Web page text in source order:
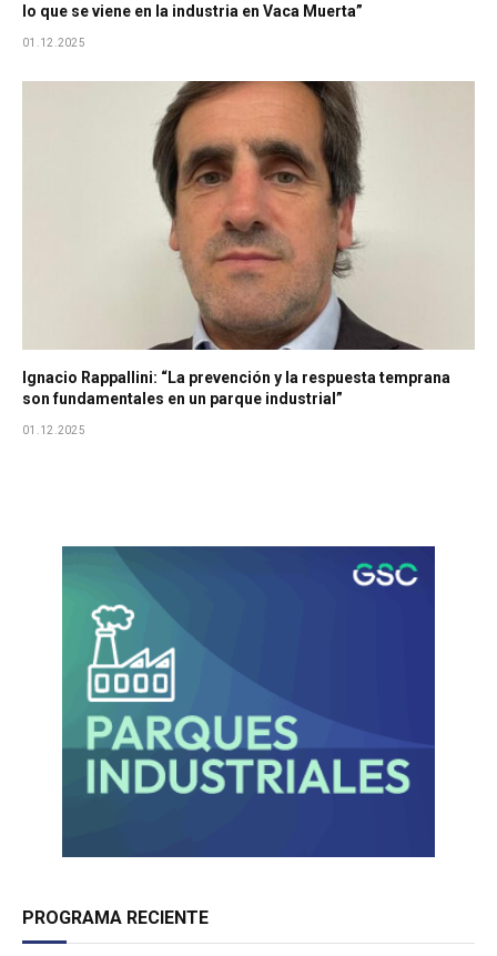
lo que se viene en la industria en Vaca Muerta”
01.12.2025
Ignacio Rappallini: “La prevención y la respuesta temprana
son fundamentales en un parque industrial”
01.12.2025
PROGRAMA RECIENTE